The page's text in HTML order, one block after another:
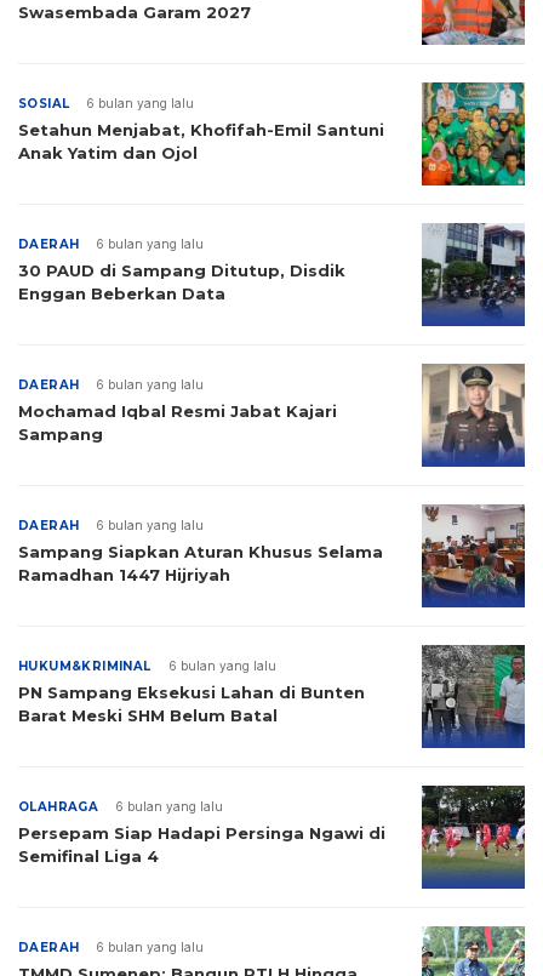
Swasembada Garam 2027
SOSIAL 6 bulan yang lalu
Setahun Menjabat, Khofifah-Emil Santuni
Anak Yatim dan Ojol
DAERAH 6 bulan yang lalu
30 PAUD di Sampang Ditutup, Disdik
Enggan Beberkan Data
DAERAH 6 bulan yang lalu
Mochamad Iqbal Resmi Jabat Kajari
Sampang
DAERAH 6 bulan yang lalu
Sampang Siapkan Aturan Khusus Selama
Ramadhan 1447 Hijriyah
HUKUM&KRIMINAL 6 bulan yang lalu
PN Sampang Eksekusi Lahan di Bunten
Barat Meski SHM Belum Batal
OLAHRAGA 6 bulan yang lalu
Persepam Siap Hadapi Persinga Ngawi di
Semifinal Liga 4
DAERAH 6 bulan yang lalu